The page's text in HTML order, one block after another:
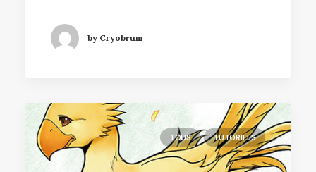
by Cryobrum
TOUS TUTORIELS